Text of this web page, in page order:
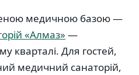
медичною базою —
«Алмаз» —
кварталі. Для гостей,
медичний санаторій,